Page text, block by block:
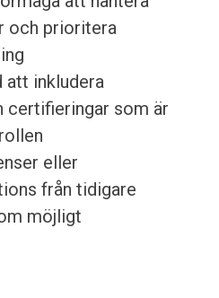
och prioritera
att inkludera
certifieringar som är
eller
från tidigare
möjligt